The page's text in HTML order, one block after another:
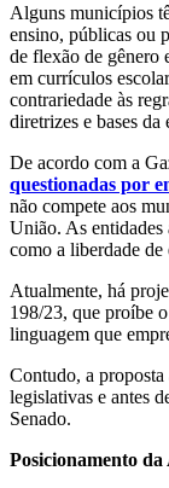
Alguns municípios
ensino, públicas ou
de flexão de gênero
em currículos
contrariedade às
diretrizes e bases da
De acordo com a
questionadas por
não compete aos
União. As
como a liberdade de
Atualmente, há
198/23, que proíbe
linguagem que
Contudo, a proposta
legislativas e antes
Senado.
Posicionamento